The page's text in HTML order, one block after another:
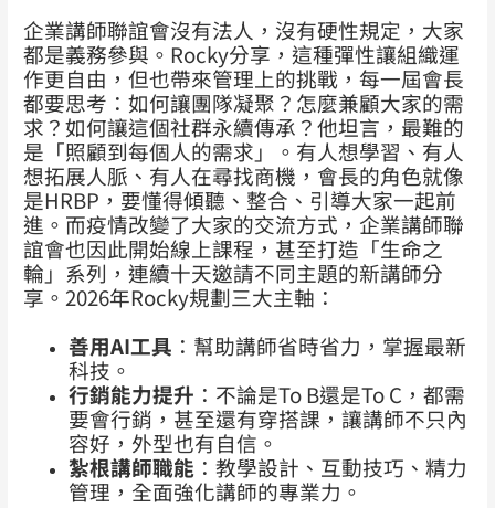
企業講師聯誼會沒有法人，沒有硬性規定，大家
都是義務參與。Rocky分享，這種彈性讓組織運
作更自由，但也帶來管理上的挑戰，每一屆會長
都要思考：如何讓團隊凝聚？怎麼兼顧大家的需
求？如何讓這個社群永續傳承？他坦言，最難的
是「照顧到每個人的需求」。有人想學習、有人
想拓展人脈、有人在尋找商機，會長的角色就像
是HRBP，要懂得傾聽、整合、引導大家一起前
進。而疫情改變了大家的交流方式，企業講師聯
誼會也因此開始線上課程，甚至打造「生命之
輪」系列，連續十天邀請不同主題的新講師分
享。2026年Rocky規劃三大主軸：
善用AI工具 ：幫助講師省時省力，掌握最新
科技。
行銷能力提升 ：不論是To B還是To C，都需
要會行銷，甚至還有穿搭課，讓講師不只內
容好，外型也有自信。
紮根講師職能 ：教學設計、互動技巧、精力
管理，全面強化講師的專業力。